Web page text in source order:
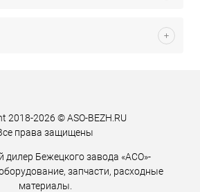
2018-2026 © ASO-BEZH.RU
права защищены
Бежецкого завода «АСО»-
запчасти, расходные
материалы.